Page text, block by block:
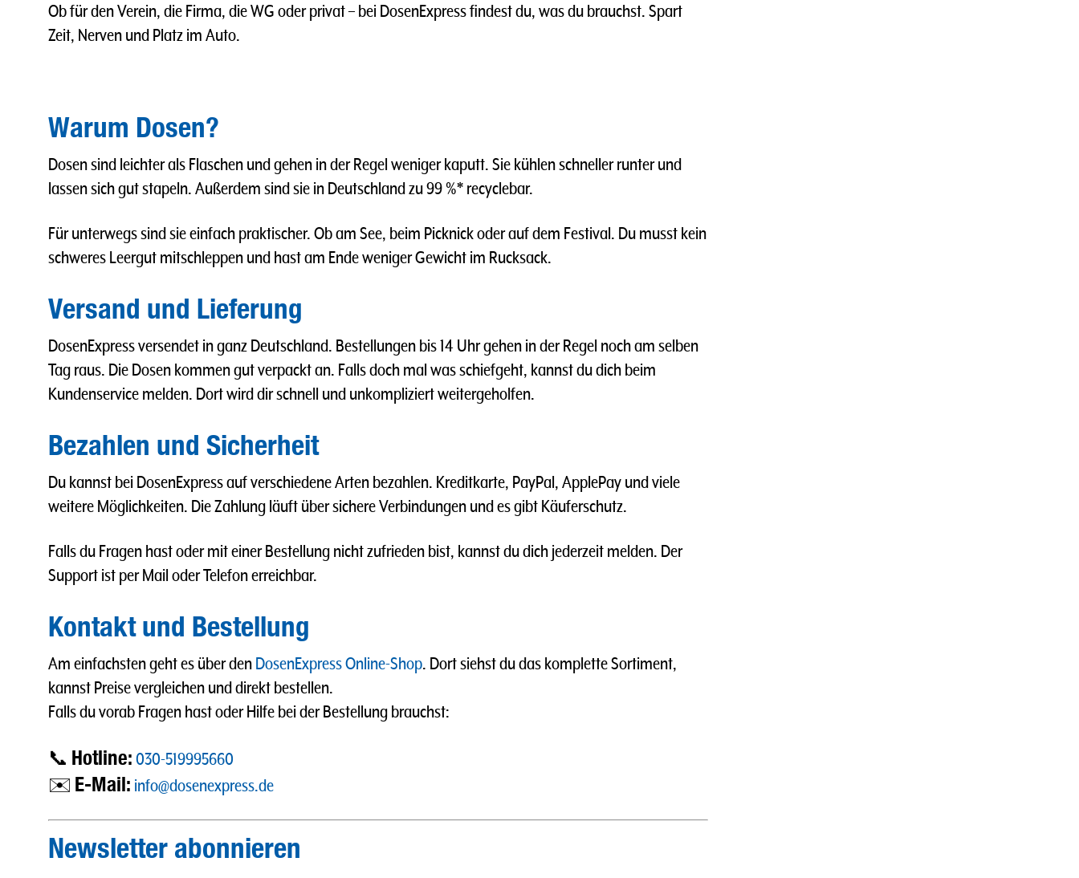
Ob für den Verein, die Firma, die WG oder privat – bei DosenExpress findest du, was du brauchst. Spart
Zeit, Nerven und Platz im Auto.
Warum Dosen?
Dosen sind leichter als Flaschen und gehen in der Regel weniger kaputt. Sie kühlen schneller runter und
lassen sich gut stapeln. Außerdem sind sie in Deutschland zu 99 %* recyclebar.
Für unterwegs sind sie einfach praktischer. Ob am See, beim Picknick oder auf dem Festival. Du musst kein
schweres Leergut mitschleppen und hast am Ende weniger Gewicht im Rucksack.
Versand und Lieferung
DosenExpress versendet in ganz Deutschland. Bestellungen bis 14 Uhr gehen in der Regel noch am selben
Tag raus. Die Dosen kommen gut verpackt an. Falls doch mal was schiefgeht, kannst du dich beim
Kundenservice melden. Dort wird dir schnell und unkompliziert weitergeholfen.
Bezahlen und Sicherheit
Du kannst bei DosenExpress auf verschiedene Arten bezahlen. Kreditkarte, PayPal, ApplePay und viele
weitere Möglichkeiten. Die Zahlung läuft über sichere Verbindungen und es gibt Käuferschutz.
Falls du Fragen hast oder mit einer Bestellung nicht zufrieden bist, kannst du dich jederzeit melden. Der
Support ist per Mail oder Telefon erreichbar.
Kontakt und Bestellung
Am einfachsten geht es über den DosenExpress Online-Shop. Dort siehst du das komplette Sortiment,
kannst Preise vergleichen und direkt bestellen.
Falls du vorab Fragen hast oder Hilfe bei der Bestellung brauchst:
📞 Hotline: 030-519995660
✉️ E-Mail: info@dosenexpress.de
Newsletter abonnieren